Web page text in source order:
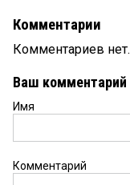
Комментарии
Комментариев нет.
Ваш комментарий
Имя
Комментарий